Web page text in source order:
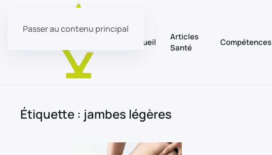
Passer au contenu principal
Accueil
Articles
Santé
Compétences
Étiquette : jambes légères